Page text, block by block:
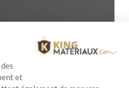
de rétractation